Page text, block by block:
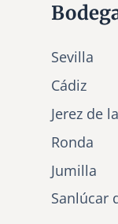
Sevilla
Cádiz
Jerez de
Ronda
Jumilla
Sanlúcar